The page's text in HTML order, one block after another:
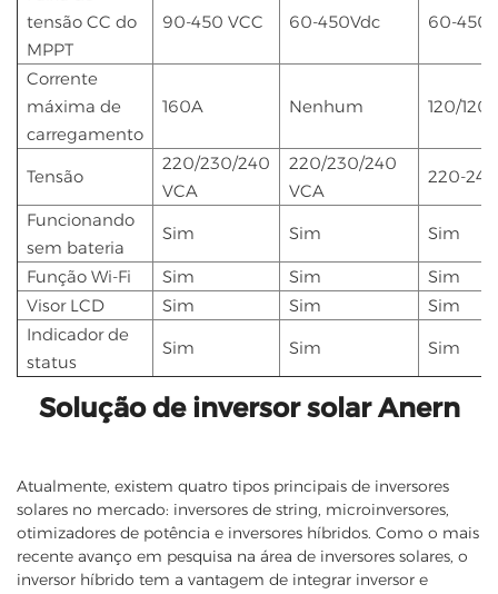
tensão CC do
MPPT
90-450 VCC 60-450Vdc 60-450
Corrente
máxima de
carregamento
160A Nenhum 120/
Tensão
220/230/240
VCA
220/230/240
VCA
220-
Funcionando
sem bateria
Sim Sim Sim
Função Wi-Fi Sim Sim
Sim
Visor LCD
Sim Sim
Sim
Indicador de
status
Sim Sim Sim
Solução de inversor solar Anern
Atualmente, existem quatro tipos principais de inversores
solares no mercado: inversores de string, microinversores,
otimizadores de potência e inversores híbridos. Como o mais
recente avanço em pesquisa na área de inversores solares, o
inversor híbrido tem a vantagem de integrar inversor e